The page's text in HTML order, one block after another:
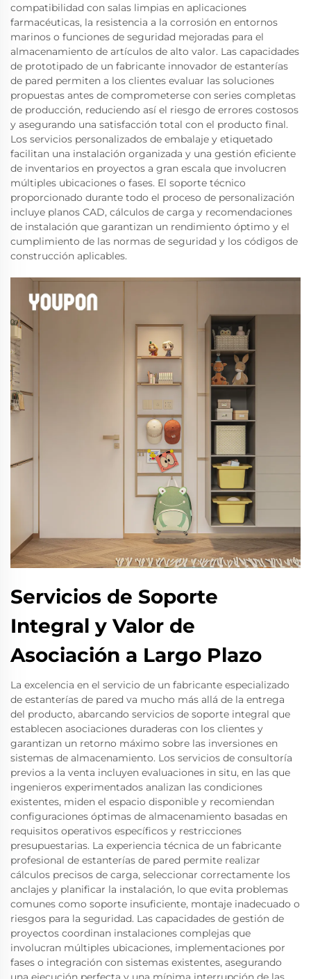
compatibilidad con salas limpias en aplicaciones
farmacéuticas, la resistencia a la corrosión en entornos
marinos o funciones de seguridad mejoradas para el
almacenamiento de artículos de alto valor. Las capacidades
de prototipado de un fabricante innovador de estanterías
de pared permiten a los clientes evaluar las soluciones
propuestas antes de comprometerse con series completas
de producción, reduciendo así el riesgo de errores costosos
y asegurando una satisfacción total con el producto final.
Los servicios personalizados de embalaje y etiquetado
facilitan una instalación organizada y una gestión eficiente
de inventarios en proyectos a gran escala que involucren
múltiples ubicaciones o fases. El soporte técnico
proporcionado durante todo el proceso de personalización
incluye planos CAD, cálculos de carga y recomendaciones
de instalación que garantizan un rendimiento óptimo y el
cumplimiento de las normas de seguridad y los códigos de
construcción aplicables.
Servicios de Soporte
Integral y Valor de
Asociación a Largo Plazo
La excelencia en el servicio de un fabricante especializado
de estanterías de pared va mucho más allá de la entrega
del producto, abarcando servicios de soporte integral que
establecen asociaciones duraderas con los clientes y
garantizan un retorno máximo sobre las inversiones en
sistemas de almacenamiento. Los servicios de consultoría
previos a la venta incluyen evaluaciones in situ, en las que
ingenieros experimentados analizan las condiciones
existentes, miden el espacio disponible y recomiendan
configuraciones óptimas de almacenamiento basadas en
requisitos operativos específicos y restricciones
presupuestarias. La experiencia técnica de un fabricante
profesional de estanterías de pared permite realizar
cálculos precisos de carga, seleccionar correctamente los
anclajes y planificar la instalación, lo que evita problemas
comunes como soporte insuficiente, montaje inadecuado o
riesgos para la seguridad. Las capacidades de gestión de
proyectos coordinan instalaciones complejas que
involucran múltiples ubicaciones, implementaciones por
fases o integración con sistemas existentes, asegurando